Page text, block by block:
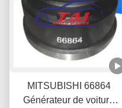
MITSUBISHI 66864
Générateur de voiture